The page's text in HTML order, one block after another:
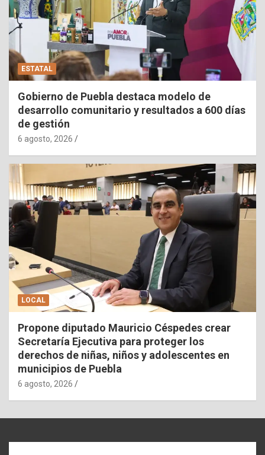
ESTATAL
Gobierno de Puebla destaca modelo de
desarrollo comunitario y resultados a 600 días
de gestión
6 agosto, 2026
LOCAL
Propone diputado Mauricio Céspedes crear
Secretaría Ejecutiva para proteger los
derechos de niñas, niños y adolescentes en
municipios de Puebla
6 agosto, 2026